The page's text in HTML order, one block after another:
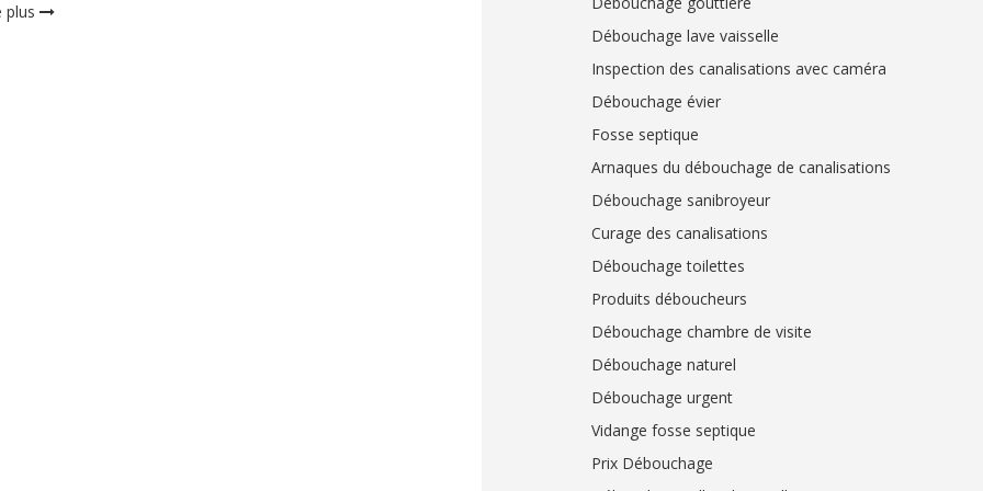
plus
Débouchage lave vaisselle
Inspection des canalisations avec caméra
Débouchage évier
Fosse septique
Arnaques du débouchage de canalisations
Débouchage sanibroyeur
Curage des canalisations
Débouchage toilettes
Produits déboucheurs
Débouchage chambre de visite
Débouchage naturel
Débouchage urgent
Vidange fosse septique
Prix Débouchage